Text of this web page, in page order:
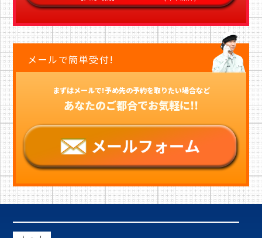
メールで簡単受付!
まずはメールで!予め先の予約を取りたい場合など
あなたのご都合でお気軽に!!